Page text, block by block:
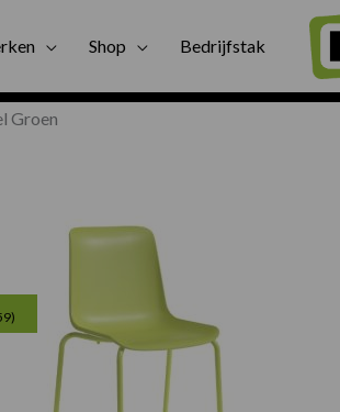
Shop Bedrijfstak
Gratis bezorging
Groen